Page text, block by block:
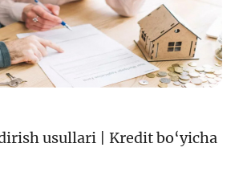
usullari | Kredit bo‘yicha